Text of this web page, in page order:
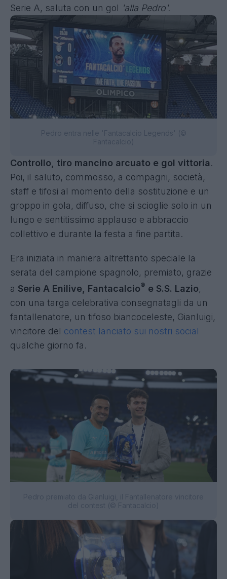
Serie A, saluta con un gol 'alla Pedro'.
Controllo, tiro mancino arcuato e gol vittoria.
Poi, il saluto, commosso, a compagni, società,
staff e tifosi al momento della sostituzione e un
groppo in gola, diffuso, che si scioglie solo in un
lungo e sentitissimo applauso e abbraccio
collettivo e durante la festa a fine partita.
Era iniziata in maniera altrettanto speciale la
serata del campione spagnolo, premiato, grazie
a Serie A Enilive, Fantacalcio® e S.S. Lazio,
con una targa celebrativa consegnatagli da un
fantallenatore, un tifoso biancoceleste, Gianluigi,
vincitore del contest lanciato sui nostri social
qualche giorno fa.